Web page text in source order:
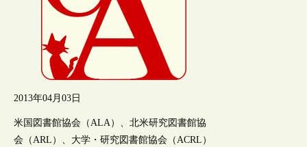
2013年04月03日
米国図書館協会（ALA）、北米研究図書館協
会（ARL）、大学・研究図書館協会（ACRL）